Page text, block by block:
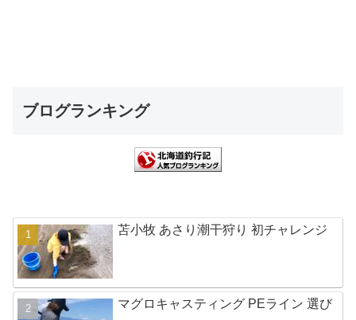
ブログランキング
苫小牧 あさり潮干狩り 初チャレンジ
マグロキャスティング PEライン 選び